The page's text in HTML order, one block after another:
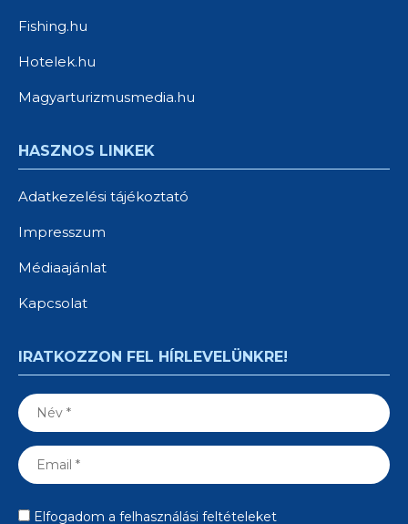
Fishing.hu
Hotelek.hu
Magyarturizmusmedia.hu
HASZNOS LINKEK
Adatkezelési tájékoztató
Impresszum
Médiaajánlat
Kapcsolat
IRATKOZZON FEL HÍRLEVELÜNKRE!
Elfogadom a felhasználási feltételeket